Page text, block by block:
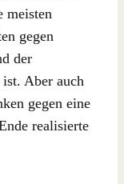
meisten
gegen
der
Aber auch
gegen eine
realisierte